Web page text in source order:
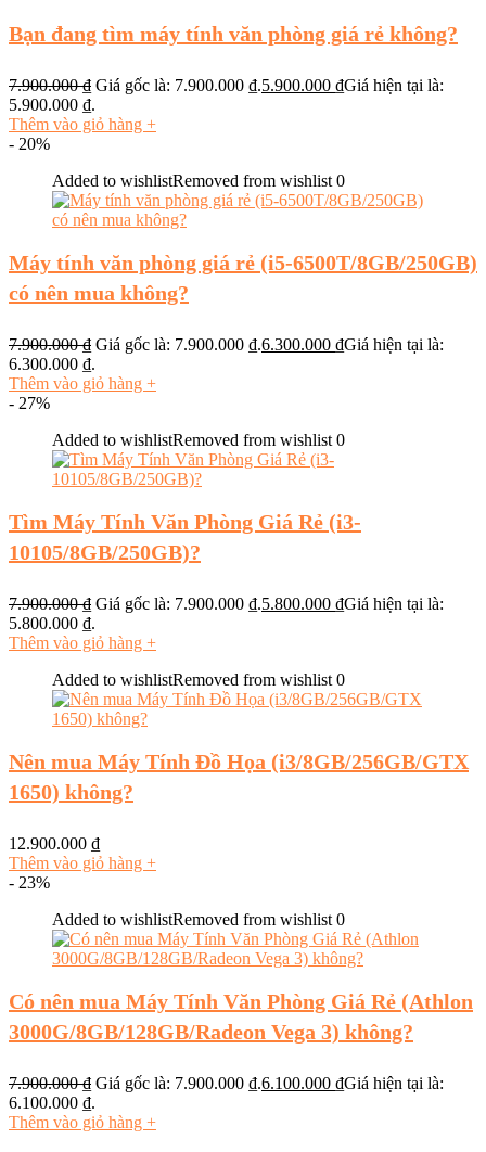
Bạn đang tìm máy tính văn phòng giá rẻ không?
7.900.000₫ Giá gốc là: 7.900.000 ₫.5.900.000 ₫Giá hiện tại là:
5.900.000 ₫.
Thêm vào giỏ hàng +
- 20%
Added to wishlistRemoved from wishlist 0
Máy tính văn phòng giá rẻ (i5-6500T/8GB/250GB)
có nên mua không?
7.900.000₫ Giá gốc là: 7.900.000 ₫.6.300.000 ₫Giá hiện tại là:
6.300.000 ₫.
Thêm vào giỏ hàng +
- 27%
Added to wishlistRemoved from wishlist 0
Tìm Máy Tính Văn Phòng Giá Rẻ (i3-
10105/8GB/250GB)?
7.900.000₫ Giá gốc là: 7.900.000 ₫.5.800.000 ₫Giá hiện tại là:
5.800.000 ₫.
Thêm vào giỏ hàng +
Added to wishlistRemoved from wishlist 0
Nên mua Máy Tính Đồ Họa (i3/8GB/256GB/GTX
1650) không?
12.900.000 ₫
Thêm vào giỏ hàng +
- 23%
Added to wishlistRemoved from wishlist 0
Có nên mua Máy Tính Văn Phòng Giá Rẻ (Athlon
3000G/8GB/128GB/Radeon Vega 3) không?
7.900.000₫ Giá gốc là: 7.900.000 ₫.6.100.000 ₫Giá hiện tại là:
6.100.000 ₫.
Thêm vào giỏ hàng +